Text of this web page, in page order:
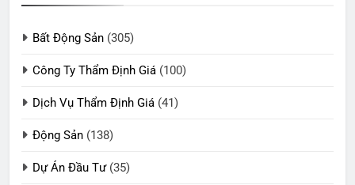
Bất Động Sản (305)
Công Ty Thẩm Định Giá (100)
Dịch Vụ Thẩm Định Giá (41)
Động Sản (138)
Dự Án Đầu Tư(35)